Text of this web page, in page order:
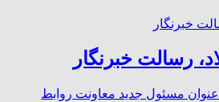
رسالت خبرنگار